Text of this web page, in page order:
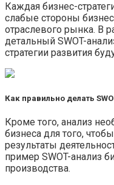
Каждая бизнес-
слабые стороны
отраслевого рынка. В
детальный SWOT-
стратегии развития
Как правильно делать
Кроме того, анализ
бизнеса для того,
результаты
пример SWOT-анализ
производства.